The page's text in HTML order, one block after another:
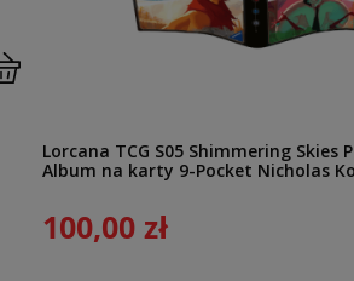
Lorcana TCG S05 Shimmering Skies
Album na karty 9-Pocket Nicholas
100,00 zł